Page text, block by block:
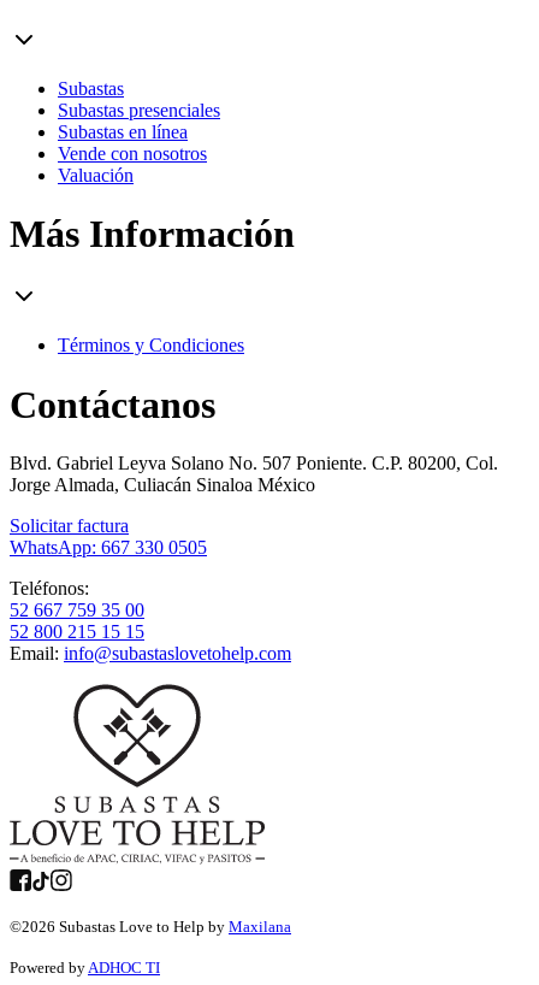
Subastas
Subastas presenciales
Subastas en línea
Vende con nosotros
Valuación
Más Información
Términos y Condiciones
Contáctanos
Blvd. Gabriel Leyva Solano No. 507 Poniente. C.P. 80200, Col.
Jorge Almada, Culiacán Sinaloa México
Solicitar factura
WhatsApp: 667 330 0505
Teléfonos:
52 667 759 35 00
52 800 215 15 15
Email: info@subastaslovetohelp.com
©2026 Subastas Love to Help by Maxilana
Powered byADHOC TI